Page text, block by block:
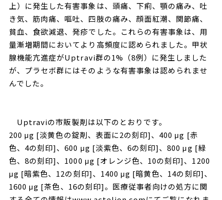
上）に発生した有害事象は、頭痛、下痢、顎の痛み、吐
き気、筋肉痛、嘔吐、四肢の痛み、顔面紅潮、関節痛、
貧血、食欲減退、発疹でした。これらの有害事象は、用
量漸増期間においてより高頻度に認められました。甲状
腺機能亢進症がUptravi群の1%（8例）に発生しました
が、プラセボ群にはそのような有害事象は認められませ
んでした。
Uptraviの市販製剤は以下のとおりです。
200 μg [淡黄色の錠剤、表面に2の刻印]、400 μg [赤
色、4の刻印]、600 μg [淡紫色、6の刻印]、800 μg [緑
色、8の刻印]、1000 μg [オレンジ色、10の刻印]、1200
μg [暗紫色、12の刻印]、1400 μg [暗黄色、14の刻印]、
1600 μg [茶色、16の刻印]。医療従事者向けの処方に関